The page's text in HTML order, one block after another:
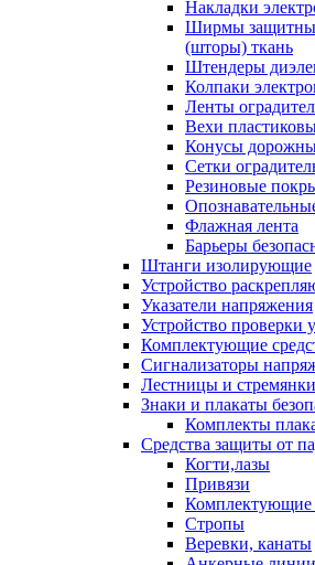
Накладки
Ширмы
(шторы) ткань
Штендеры
Колпаки
Ленты
Вехи
Конусы
Сетки
Резиновые
Флажная лента
Барьеры
Штанги изолирующие
Устройство
Указатели напряжения
Устройство проверки
Комплектующие
Сигнализаторы
Лестницы и
Знаки и плакаты
Комплекты
Средства защиты от
Когти,лазы
Привязи
Комплектующие
Стропы
Веревки, канаты